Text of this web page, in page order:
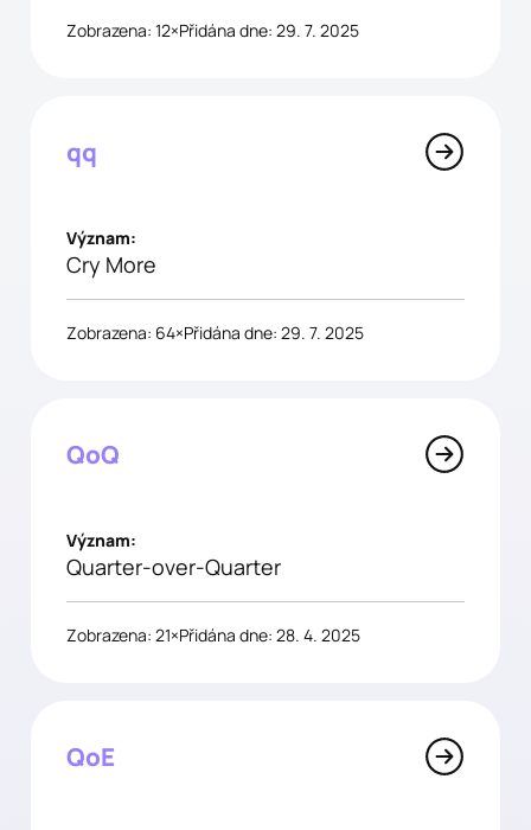
Zobrazena: 12×Přidána dne: 29. 7. 2025
qq
Význam:
Cry More
Zobrazena: 64×Přidána dne: 29. 7. 2025
QoQ
Význam:
Quarter-over-Quarter
Zobrazena: 21×Přidána dne: 28. 4. 2025
QoE